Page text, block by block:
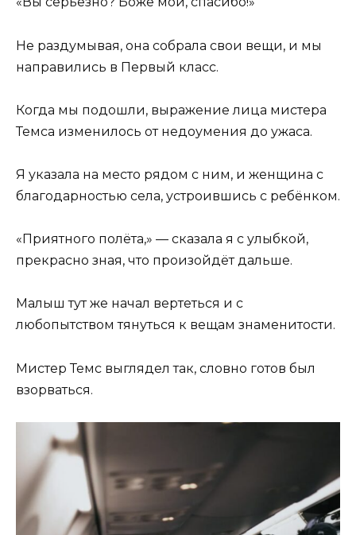
Не раздумывая, она собрала свои вещи, и мы
направились в Первый класс.
Когда мы подошли, выражение лица мистера
Темса изменилось от недоумения до ужаса.
Я указала на место рядом с ним, и женщина с
благодарностью села, устроившись с ребёнком.
«Приятного полёта,» — сказала я с улыбкой,
прекрасно зная, что произойдёт дальше.
Малыш тут же начал вертеться и с
любопытством тянуться к вещам знаменитости.
Мистер Темс выглядел так, словно готов был
взорваться.